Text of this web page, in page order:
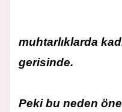
muhtarlıklarda
gerisinde.
Peki bu neden